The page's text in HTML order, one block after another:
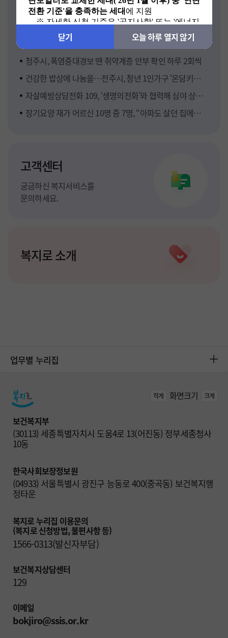
업무별 누리집
작게 화면크기 크게
보건복지부
(30113) 세종특별자치시 도움4로 13(어진동) 정부세종청사
10동
한국사회보장정보원
(04933) 서울특별시 광진구 능동로 400(중곡동) 보건복지행
정타운
복지로 누리집 이용문의
(복지로 신청방법, 불편사항 등)
1566-0313(발신자부담)
보건복지상담센터
129
이메일
bokjiro@ssis.or.kr
닫기 오늘 하루 열지 않기
닫기 오늘 하루 열지 않기